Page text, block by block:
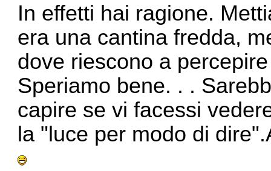
In effetti hai ragione.
era una cantina fredda,
dove riescono a
Speriamo bene. . .
capire se vi facessi
la "luce per modo di